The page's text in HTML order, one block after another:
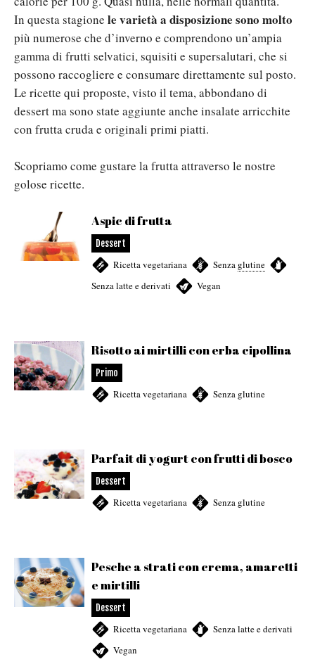
In questa stagione le varietà a disposizione sono molto
più numerose che d’inverno e comprendono un’ampia
gamma di frutti selvatici, squisiti e supersalutari, che si
possono raccogliere e consumare direttamente sul posto.
Le ricette qui proposte, visto il tema, abbondano di
dessert ma sono state aggiunte anche insalate arricchite
con frutta cruda e originali primi piatti.
Scopriamo come gustare la frutta attraverso le nostre
golose ricette.
Aspic di frutta
Dessert
Ricetta vegetariana Senza glutine
Senza latte e derivati
Vegan
Risotto ai mirtilli con erba cipollina
Primo
Ricetta vegetariana Senza glutine
Parfait di yogurt con frutti di bosco
Dessert
Ricetta vegetariana Senza glutine
Pesche a strati con crema, amaretti
e mirtilli
Dessert
Ricetta vegetariana Senza latte e derivati
Vegan